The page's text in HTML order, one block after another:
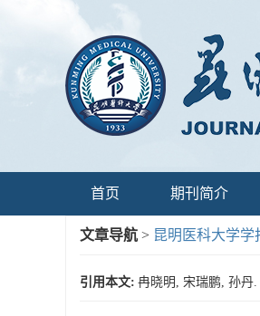
首页 期刊简介
文章导航 > 昆明医科大学学
引用本文: 冉晓明, 宋瑞鹏, 孙丹